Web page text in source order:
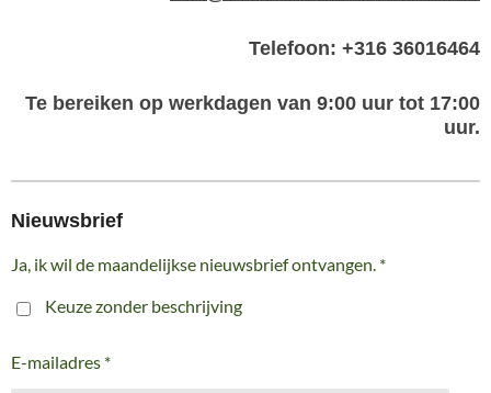
Telefoon: +316 36016464
Te bereiken op werkdagen van 9:00 uur tot 17:00
uur.
Nieuwsbrief
Ja, ik wil de maandelijkse nieuwsbrief ontvangen. *
Keuze zonder beschrijving
E-mailadres *